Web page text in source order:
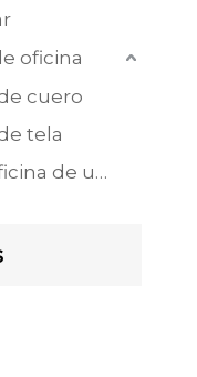
oficina
cuero
tela
Sillón sofá de oficina de un solo asiento